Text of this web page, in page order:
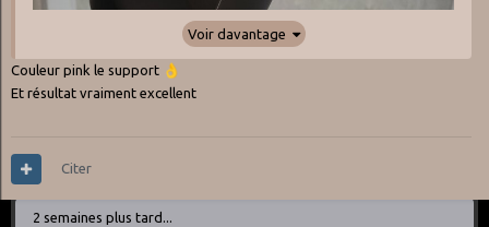
Voir davantage
Couleur pink le support 👌
Et résultat vraiment excellent
Citer
2 semaines plus tard...